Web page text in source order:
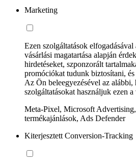
Marketing
Ezen szolgáltatások elfogadásával
vásárlási magatartása alapján
hirdetéseket, szponzorált
promóciókat tudunk biztosítani,
Az Ön beleegyezésével az
szolgáltatásokat használjuk ezen
Meta-Pixel, Microsoft
termékajánlások, Ads Defender
Kiterjesztett Conversion-Tracking